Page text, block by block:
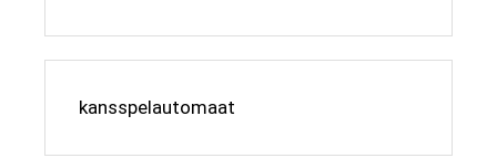
kansspelautomaat